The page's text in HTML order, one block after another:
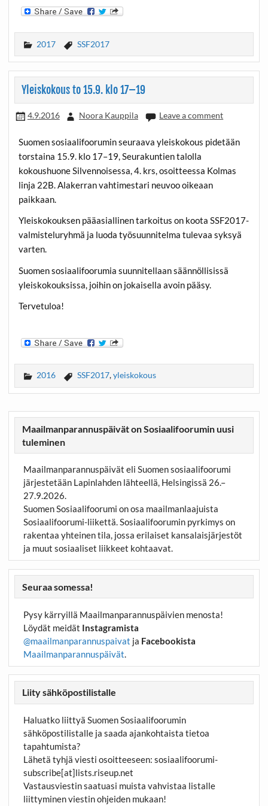
2017 SSF2017
Yleiskokous to 15.9. klo 17–19
4.9.2016 Noora Kauppila Leave a comment
Suomen sosiaalifoorumin seuraava yleiskokous pidetään
torstaina 15.9. klo 17–19, Seurakuntien talolla
kokoushuone Silvennoisessa, 4. krs, osoitteessa Kolmas
linja 22B. Alakerran vahtimestari neuvoo oikeaan
paikkaan.
Yleiskokouksen pääasiallinen tarkoitus on koota SSF2017-
valmisteluryhmä ja luoda työsuunnitelma tulevaa syksyä
varten.
Suomen sosiaalifoorumia suunnitellaan säännöllisissä
yleiskokouksissa, joihin on jokaisella avoin pääsy.
Tervetuloa!
2016 SSF2017,yleiskokous
Maailmanparannuspäivät on Sosiaalifoorumin uusi
tuleminen
Maailmanparannuspäivät eli Suomen sosiaalifoorumi
järjestetään Lapinlahden lähteellä, Helsingissä 26.–
27.9.2026.
Suomen Sosiaalifoorumi on osa maailmanlaajuista
Sosiaalifoorumi-liikettä. Sosiaalifoorumin pyrkimys on
rakentaa yhteinen tila, jossa erilaiset kansalaisjärjestöt
ja muut sosiaaliset liikkeet kohtaavat.
Seuraa somessa!
Pysy kärryillä Maailmanparannuspäivien menosta!
Löydät meidät Instagramista
@maailmanparannuspaivat ja Facebookista
Maailmanparannuspäivät.
Liity sähköpostilistalle
Haluatko liittyä Suomen Sosiaalifoorumin
sähköpostilistalle ja saada ajankohtaista tietoa
tapahtumista?
Lähetä tyhjä viesti osoitteeseen: sosiaalifoorumi-
subscribe[at]lists.riseup.net
Vastausviestin saatuasi muista vahvistaa listalle
liittyminen viestin ohjeiden mukaan!